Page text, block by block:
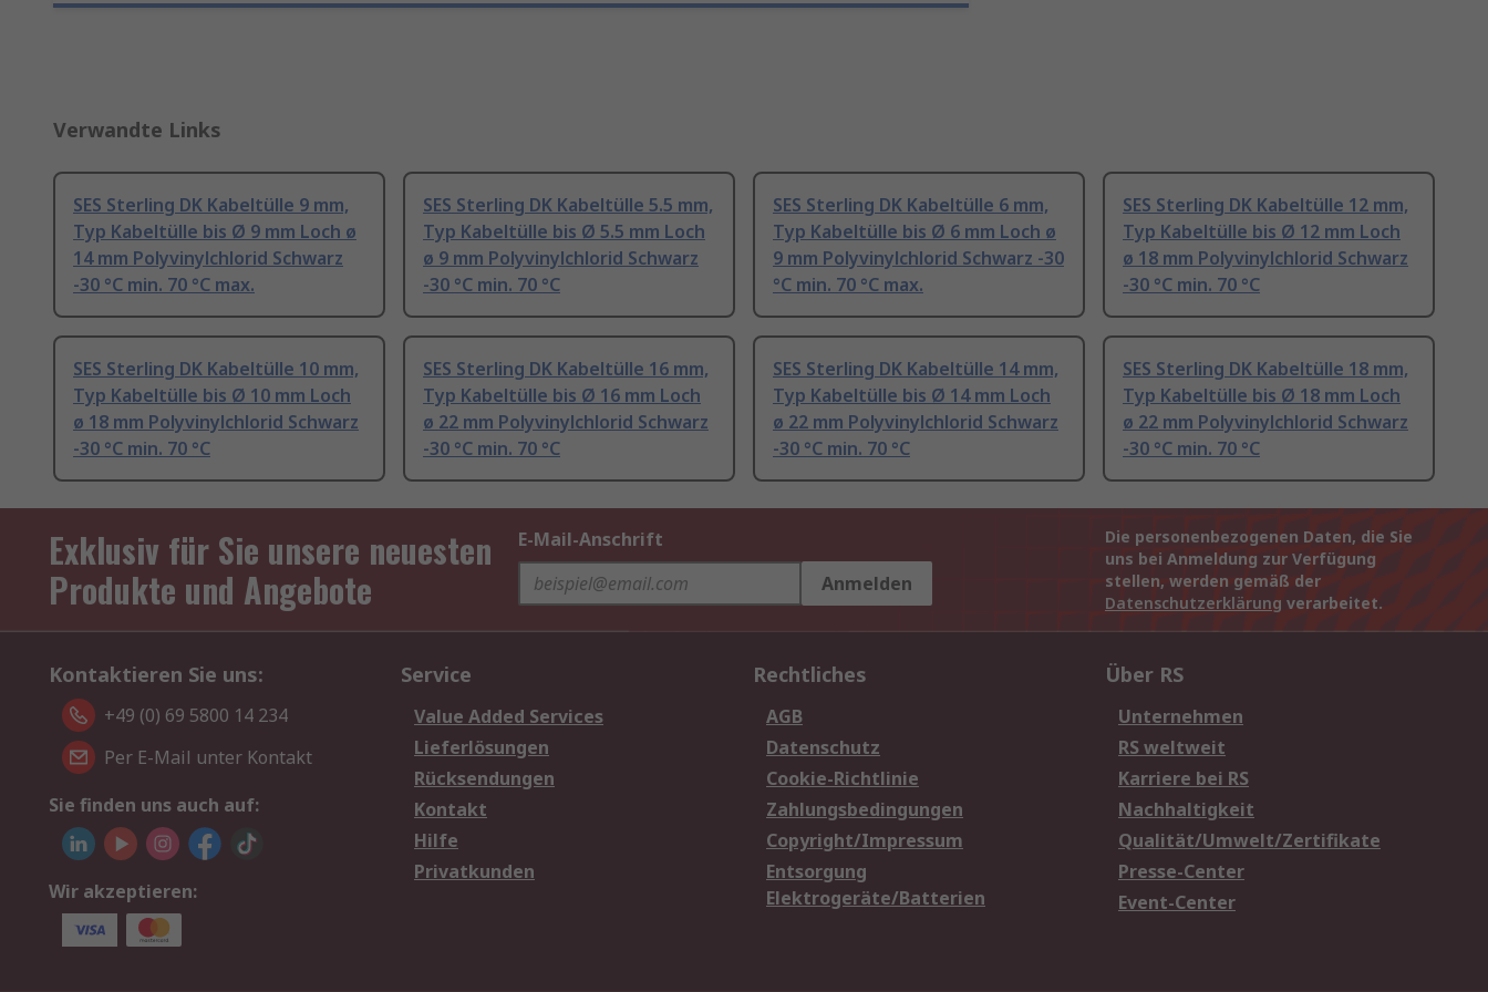
Verwandte Links
SES Sterling DK Kabeltülle 9 mm,
Typ Kabeltülle bis Ø 9 mm Loch ø
14 mm Polyvinylchlorid Schwarz
-30 °C min. 70 °C max.
SES Sterling DK Kabeltülle 5.5 mm,
Typ Kabeltülle bis Ø 5.5 mm Loch
ø 9 mm Polyvinylchlorid Schwarz
-30 °C min. 70 °C
SES Sterling DK Kabeltülle 6 mm,
Typ Kabeltülle bis Ø 6 mm Loch ø
9 mm Polyvinylchlorid Schwarz -30
°C min. 70 °C max.
SES Sterling DK Kabeltülle 12 mm,
Typ Kabeltülle bis Ø 12 mm Loch
ø 18 mm Polyvinylchlorid Schwarz
-30 °C min. 70 °C
SES Sterling DK Kabeltülle 10 mm,
Typ Kabeltülle bis Ø 10 mm Loch
ø 18 mm Polyvinylchlorid Schwarz
-30 °C min. 70 °C
SES Sterling DK Kabeltülle 16 mm,
Typ Kabeltülle bis Ø 16 mm Loch
ø 22 mm Polyvinylchlorid Schwarz
-30 °C min. 70 °C
SES Sterling DK Kabeltülle 14 mm,
Typ Kabeltülle bis Ø 14 mm Loch
ø 22 mm Polyvinylchlorid Schwarz
-30 °C min. 70 °C
SES Sterling DK Kabeltülle 18 mm,
Typ Kabeltülle bis Ø 18 mm Loch
ø 22 mm Polyvinylchlorid Schwarz
-30 °C min. 70 °C
Exklusiv für Sie unsere neuesten
Produkte und Angebote
E-Mail-Anschrift
Anmelden
Die personenbezogenen Daten, die Sie
uns bei Anmeldung zur Verfügung
stellen, werden gemäß der
Datenschutzerklärung verarbeitet.
Kontaktieren Sie uns:
+49 (0) 69 5800 14 234
Per E-Mail unter Kontakt
Sie finden uns auch auf:
Wir akzeptieren:
Service
Value Added Services
Lieferlösungen
Rücksendungen
Kontakt
Hilfe
Privatkunden
Rechtliches
AGB
Datenschutz
Cookie-Richtlinie
Zahlungsbedingungen
Copyright/Impressum
Entsorgung
Elektrogeräte/Batterien
Über RS
Unternehmen
RS weltweit
Karriere bei RS
Nachhaltigkeit
Qualität/Umwelt/Zertifikate
Presse-Center
Event-Center